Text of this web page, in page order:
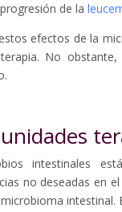
de la
efectos de la
No
intestinales
no deseadas en